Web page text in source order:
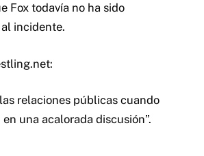
Fox todavía no ha sido
incidente.
relaciones públicas cuando
una acalorada discusión”.